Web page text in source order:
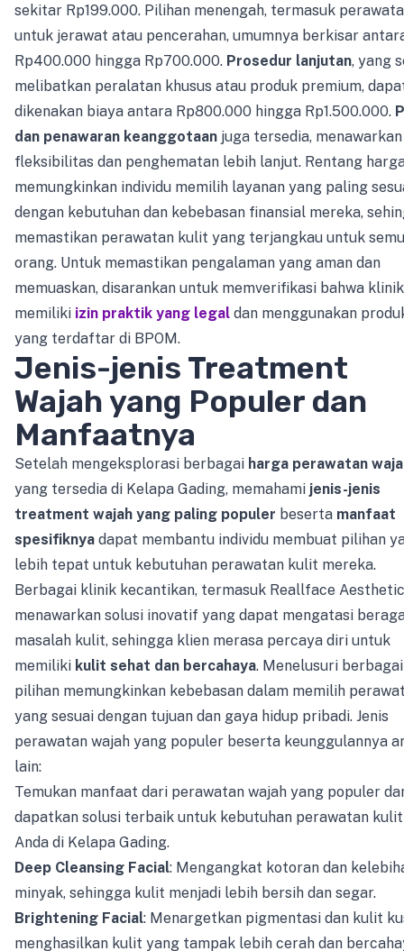
sekitar Rp199.000. Pilihan menengah, termasuk
untuk jerawat atau pencerahan, umumnya berkisar
Rp400.000 hingga Rp700.000. Prosedur lanjutan, yang
melibatkan peralatan khusus atau produk premium,
dikenakan biaya antara Rp800.000 hingga Rp1.500.000.
dan penawaran keanggotaan juga tersedia, menawarkan
fleksibilitas dan penghematan lebih lanjut. Rentang
memungkinkan individu memilih layanan yang paling
dengan kebutuhan dan kebebasan finansial mereka,
memastikan perawatan kulit yang terjangkau untuk
orang. Untuk memastikan pengalaman yang aman dan
memuaskan, disarankan untuk memverifikasi bahwa klinik
memiliki izin praktik yang legal dan menggunakan
yang terdaftar di BPOM.
Jenis-jenis Treatment
Wajah yang Populer dan
Manfaatnya
Setelah mengeksplorasi berbagai harga perawatan
yang tersedia di Kelapa Gading, memahami jenis-jenis
treatment wajah yang paling populer beserta manfaat
spesifiknya dapat membantu individu membuat pilihan
lebih tepat untuk kebutuhan perawatan kulit mereka.
Berbagai klinik kecantikan, termasuk Reallface
menawarkan solusi inovatif yang dapat mengatasi
masalah kulit, sehingga klien merasa percaya diri untuk
memiliki kulit sehat dan bercahaya. Menelusuri berbagai
pilihan memungkinkan kebebasan dalam memilih
yang sesuai dengan tujuan dan gaya hidup pribadi. Jenis
perawatan wajah yang populer beserta keunggulannya
lain:
Temukan manfaat dari perawatan wajah yang populer
dapatkan solusi terbaik untuk kebutuhan perawatan
Anda di Kelapa Gading.
Deep Cleansing Facial: Mengangkat kotoran dan
minyak, sehingga kulit menjadi lebih bersih dan segar.
Brightening Facial: Menargetkan pigmentasi dan kulit
menghasilkan kulit yang tampak lebih cerah dan